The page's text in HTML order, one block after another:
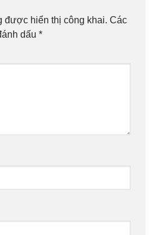
được hiển thị công khai. Các
dấu *